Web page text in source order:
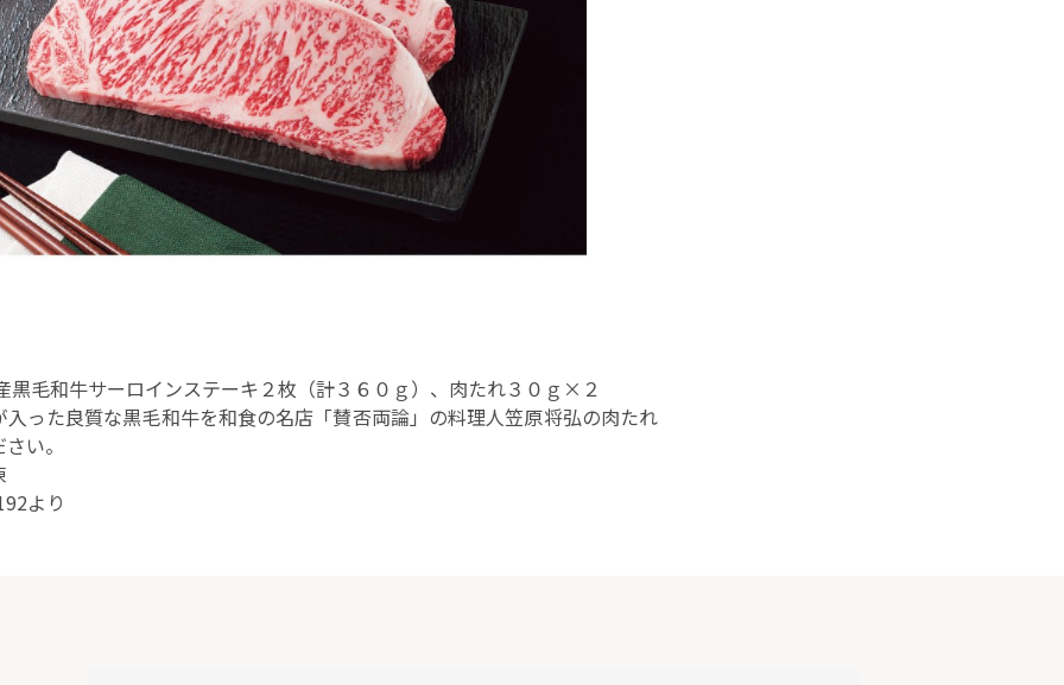
毛和牛サーロインステーキ２枚（計３６０ｇ）、肉たれ３０ｇ×２
入った良質な黒毛和牛を和食の名店「賛否両論」の料理人笠原将弘の肉たれ
い。
より